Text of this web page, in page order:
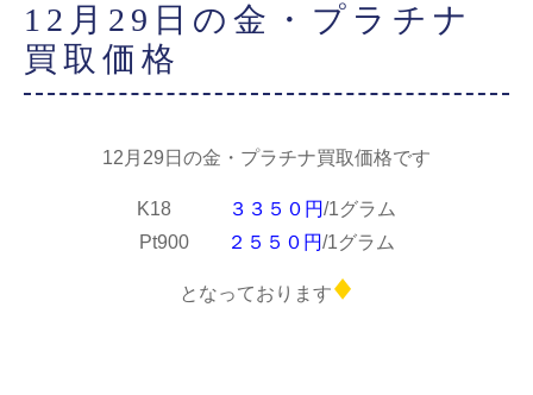
12月29日の金・プラチナ
買取価格
12月29日の金・プラチナ買取価格です
K18 ３３５０円/1グラム
Pt900
２５５０円/1グラム
となっております